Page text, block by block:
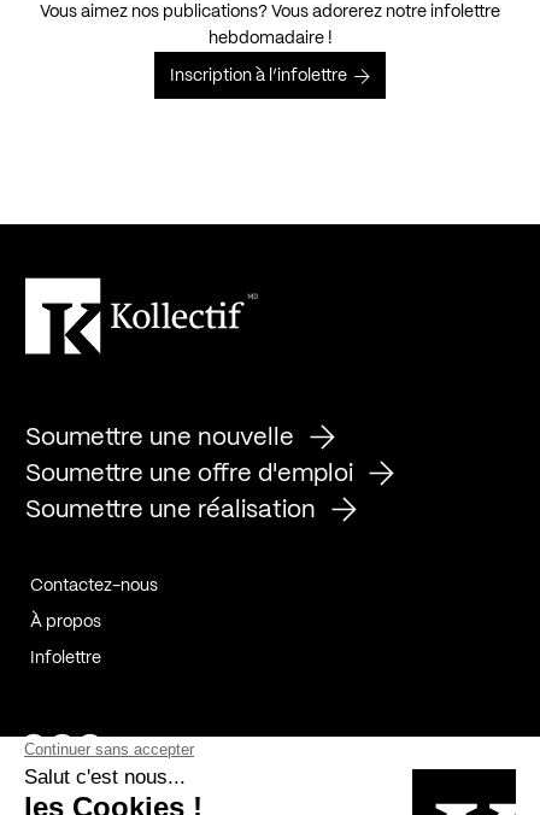
Vous aimez nos publications? Vous adorerez notre infolettre
hebdomadaire !
Inscription à l’infolettre
Soumettre une nouvelle
Soumettre une offre d'emploi
Soumettre une réalisation
Contactez-nous
À propos
Infolettre
Page Facebook de Kollectif
Page Instagram de Kollectif
Page Linkedin de Kollectif